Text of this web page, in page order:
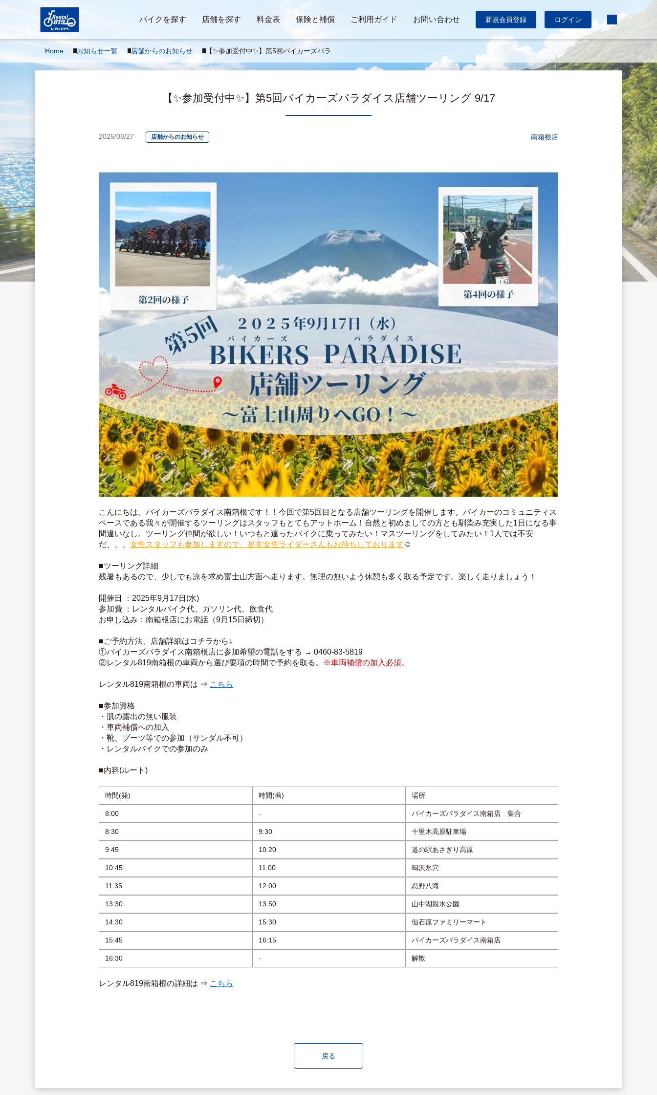
バイクを探す 店舗を探す 料金表 保険と補償 ご利用ガイド お問い合わせ 新規会員登録 ログイン
Home お知らせ一覧 店舗からのお知らせ
【✨参加受付中✨】第5回バイカーズパラダ
イス店舗ツーリング 9/17
【✨参加受付中✨】第5回バイカーズパラダイス店舗ツーリング 9/17
2025/08/27 店舗からのお知らせ 南箱根店
こんにちは。バイカーズパラダイス南箱根です！！今回で第5回目となる店舗ツーリングを開催します。バイカーのコミュニティス
ペースである我々が開催するツーリングはスタッフもとてもアットホーム！自然と初めましての方とも馴染み充実した1日になる事
間違いなし。ツーリング仲間が欲しい！いつもと違ったバイクに乗ってみたい！マスツーリングをしてみたい！1人では不安
だ、、、 女性スタッフも参加しますので、是非女性ライダーさんもお待ちしております ☺️
■ツーリング詳細
残暑もあるので、少しでも凉を求め富士山方面へ走ります。無理の無いよう休憩も多く取る予定です。楽しく走りましょう！
開催日 ：2025年9月17日(水)
参加費 ：レンタルバイク代、ガソリン代、飲食代
お申し込み：南箱根店にお電話（9月15日締切）
■ご予約方法、店舗詳細はコチラから↓
①バイカーズパラダイス南箱根店に参加希望の電話をする → 0460-83-5819
②レンタル819南箱根の車両から選び要項の時間で予約を取る。
※車両補償の加入必須。
レンタル819南箱根の車両は ⇒ こちら
■参加資格
・肌の露出の無い服装
・車両補償への加入
・靴、ブーツ等での参加（サンダル不可）
・レンタルバイクでの参加のみ
■内容(ルート)
時間(発) 時間(着) 場所
8:00 - バイカーズパラダイス南箱店　集合
8:30 9:30 十里木高原駐車場
9:45 10:20 道の駅あさぎり高原
10:45 11:00 鳴沢氷穴
11:35 12:00 忍野八海
13:30 13:50 山中湖親水公園
14:30 15:30 仙石原ファミリーマート
15:45 16:15 バイカーズパラダイス南箱店
16:30 - 解散
レンタル819南箱根の詳細は ⇒ こちら
戻る